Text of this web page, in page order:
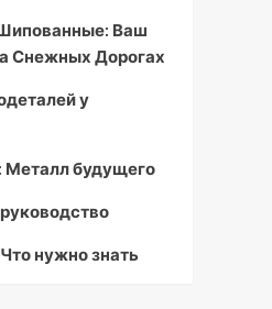
Ваш
Снежных Дорогах
у
будущего
нужно знать